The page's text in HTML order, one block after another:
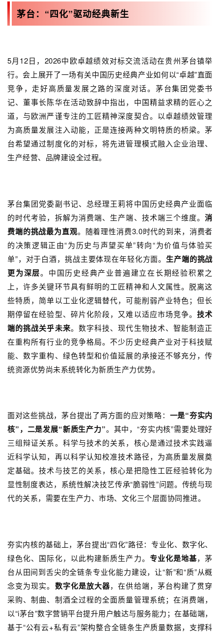
茅台：“四化”驱动经典新生
5月12日，2026中欧卓越绩效对标交流活动在贵州茅台镇举
行。会上展开了一场有关中国历史经典产业如何以“卓越”直面
竞争，走好高质量发展之路的深度对话。茅台集团党委书
记、董事长陈华在活动致辞中指出，中国精益求精的匠心之
道，与欧洲严谨专注的工匠精神深度契合。以卓越绩效管理
为高质量发展注入动能，正是连接两种文明特质的桥梁。茅
台希望通过制度化的对标，将先进管理模式融入企业治理、
生产经营、品牌建设全过程。
茅台集团党委副书记、总经理王莉将中国历史经典产业面临
的时代考验，拆解为消费端、生产端、技术端三个维度。消
费端的挑战最为直观。随着理性消费3.0时代的到来，消费者
的决策逻辑正由“为历史与声望买单”转向“为价值与体验买
单”，对于白酒，挑战主要体现在年轻化方面。生产端的挑战
更为深层。中国历史经典产业普遍建立在长期经验积累之
上，许多关键环节具有鲜明的工匠精神和人文属性。脱离这
些特质，简单以工业化逻辑替代，可能削弱产业特色；但长
期停留在经验型、碎片化阶段，又难以适应市场竞争。技术
端的挑战关乎未来。数字科技、现代生物技术、智能制造正
在重构所有行业的竞争格局。不少历史经典产业对于科技赋
能、数字重构、绿色转型和价值延展的承接还不够充分，传
统资源优势尚未系统转化为新质生产力优势。
面对这些挑战，茅台提出了两方面的应对策略： 一是“夯实内
核”，二是发展“新质生产力”。其中，“夯实内核”需要处理好
三组辩证关系。科学与技术的关系，核心是通过技术实践逼
近科学认知，再以科学认知校准技术路径，为高质量发展奠
定基础。技术与技艺的关系，核心是把隐性工匠经验转化为
显性制度表达，系统性解决技艺传承“脆弱性”问题。传统与现
代的关系，需要在生产力、市场、文化三个层面协同推进。
夯实内核的基础上，茅台提出“四化”路径：专业化、数字化、
绿色化、国际化，以此构建新质生产力。 专业化是地基，茅
台从田间到舌尖的全链条专业化能力建设，让“新”和“质”从概
念变为现实。 数字化是放大器，在供给端，茅台构建了贯穿
采购、制曲、制酒全过程的全面质量管理系统；在消费端，
以“i茅台”数字营销平台提升用户触达与服务能力；在基础端，
基于“公有云+私有云”架构整合全链条生产质量数据，支撑科